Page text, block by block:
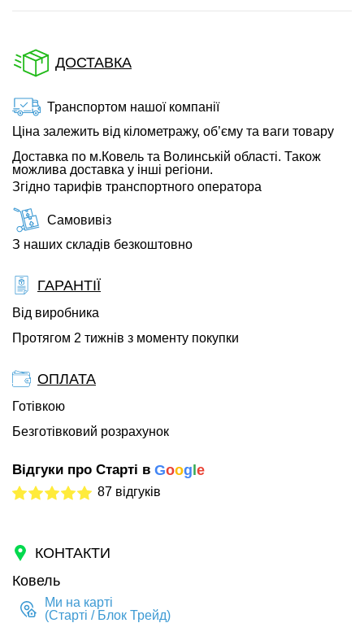
ДОСТАВКА
Транспортом нашої компанії
Ціна залежить від кілометражу, об’єму та ваги товару
Доставка по м.Ковель та Волинській області. Також
можлива доставка у інші регіони.
Згідно тарифів транспортного оператора
Самовивіз
З наших складів безкоштовно
ГАРАНТІЇ
Від виробника
Протягом 2 тижнів з моменту покупки
ОПЛАТА
Готівкою
Безготівковий розрахунок
Відгуки про Старті в Goog e
87 відгуків
КОНТАКТИ
Ковель
Ми на карті
(Старті / Блок Трейд)